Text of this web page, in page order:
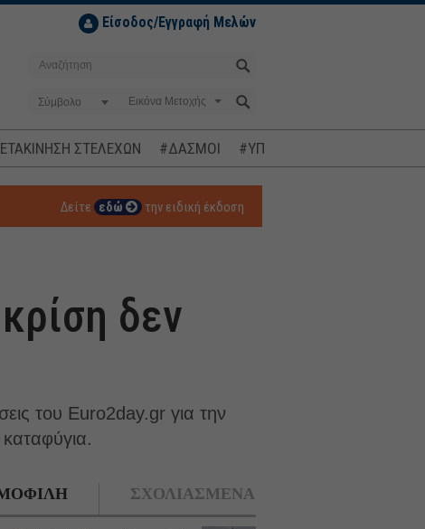
Είσοδος/Εγγραφή Μελών
Σύμβολο
ΣΤΕΛΕΧΩΝ #ΔΑΣΜΟΙ #ΥΠΟΚΛΟΠΕΣ
Δείτε εδώ την ειδική έκδοση
δεν
του Euro2day.gr για την
ΣΧΟΛΙΑΣΜΕΝΑ